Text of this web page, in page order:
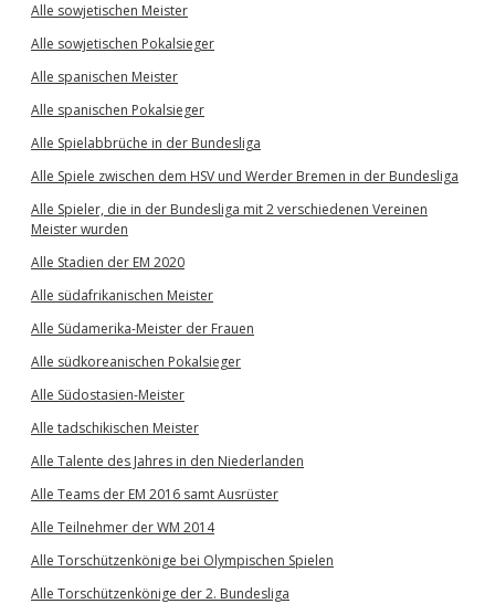
Alle sowjetischen Meister
Alle sowjetischen Pokalsieger
Alle spanischen Meister
Alle spanischen Pokalsieger
Alle Spielabbrüche in der Bundesliga
Alle Spiele zwischen dem HSV und Werder Bremen in der Bundesliga
Alle Spieler, die in der Bundesliga mit 2 verschiedenen Vereinen
Meister wurden
Alle Stadien der EM 2020
Alle südafrikanischen Meister
Alle Südamerika-Meister der Frauen
Alle südkoreanischen Pokalsieger
Alle Südostasien-Meister
Alle tadschikischen Meister
Alle Talente des Jahres in den Niederlanden
Alle Teams der EM 2016 samt Ausrüster
Alle Teilnehmer der WM 2014
Alle Torschützenkönige bei Olympischen Spielen
Alle Torschützenkönige der 2. Bundesliga